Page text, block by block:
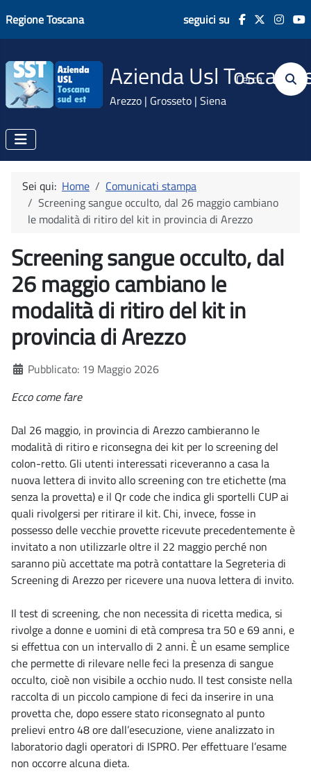
Regione Toscana seguici su
Azienda Usl Toscana
Arezzo | Grosseto | Siena
Cerca
Sei qui: Home
Comunicati stampa
Screening sangue occulto, dal 26 maggio cambiano
le modalità di ritiro del kit in provincia di Arezzo
Screening sangue occulto, dal
26 maggio cambiano le
modalità di ritiro del kit in
provincia di Arezzo
Dettagli
Pubblicato: 19 Maggio 2026
Ecco come fare
Dal 26 maggio, in provincia di Arezzo cambieranno le
modalità di ritiro e riconsegna dei kit per lo screening del
colon-retto. Gli utenti interessati riceveranno a casa la
nuova lettera di invito allo screening con tre etichette (ma
senza la provetta) e il Qr code che indica gli sportelli CUP ai
quali rivolgersi per ritirare il kit. Chi, invece, fosse in
possesso delle vecchie provette ricevute precedentemente è
invitato a non utilizzarle oltre il 22 maggio perché non
saranno più accettate ma potrà contattare la Segreteria di
Screening di Arezzo per ricevere una nuova lettera di invito.
Il test di screening, che non necessita di ricetta medica, si
rivolge a donne e uomini di età compresa tra 50 e 69 anni, e
si effettua con un intervallo di 2 anni. È un esame semplice
che permette di rilevare nelle feci la presenza di sangue
occulto, cioè non visibile a occhio nudo. Il test consiste nella
raccolta di un piccolo campione di feci da inserire in una
provetta che, dopo essere stato riconsegnato al punto
prelievi entro 48 ore dall’esecuzione, viene analizzato in
laboratorio dagli operatori di ISPRO. Per effettuare l’esame
non occorre alcuna dieta.